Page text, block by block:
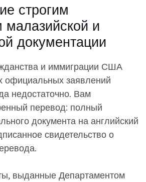
строгим
малазийской и
документации
и иммиграции США
официальных заявлений
недостаточно. Вам
перевод: полный
документа на английский
свидетельство о
выданные Департаментом